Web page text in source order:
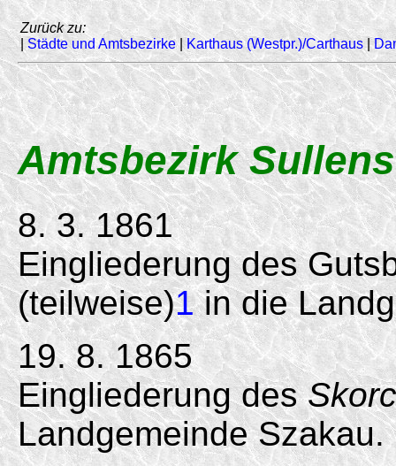
Zurück zu:
| Städte und Amtsbezirke|Karthaus (Westpr.)/Carthaus |
Amtsbezirk
8. 3. 1861
Eingliederung des
(teilweise)1in die
19. 8. 1865
Eingliederung des
Landgemeinde Szakau.